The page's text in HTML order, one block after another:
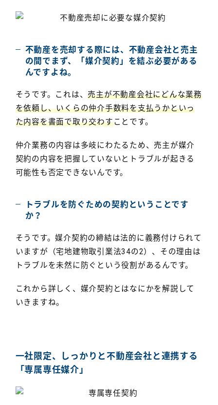
不動産を売却する際には、不動産会社と売主
の間でまず、「媒介契約」を結ぶ必要がある
んですよね。
そうです。これは、売主が不動産会社にどんな業務
を依頼し、いくらの仲介手数料を支払うかといっ
た内容を書面で取り交わすことです。
仲介業務の内容は多岐にわたるため、売主が媒介
契約の内容を把握していないとトラブルが起きる
可能性も否定できないんです。
トラブルを防ぐための契約ということです
か？
そうです。媒介契約の締結は法的に義務付けられて
いますが（宅地建物取引業法34の2）、その理由は
トラブルを未然に防ぐという役割があるんです。
これから詳しく、媒介契約とはなにかを解説して
いきますね。
一社限定、しっかりと不動産会社と連携する
「専属専任媒介」